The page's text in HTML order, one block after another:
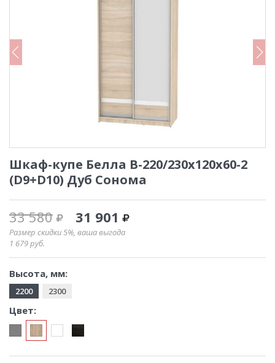
Шкаф-купе Белла B-220/230х120х60-2
(D9+D10) Дуб Сонома
33 580 31 901
Размер скидки 5%, ваша выгода
1 679руб.
Высота, мм:
2200 2300
Цвет: